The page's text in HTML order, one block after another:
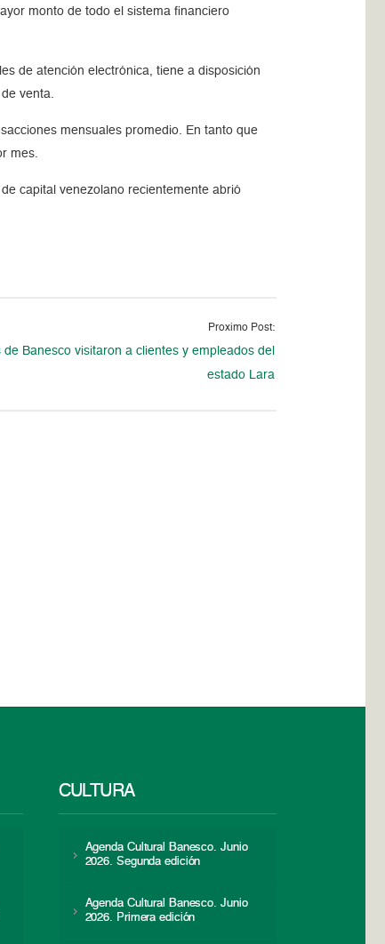
monto de todo el sistema financiero
de atención electrónica, tiene a disposición
venta.
mensuales promedio. En tanto que
mes.
capital venezolano recientemente abrió
Proximo Post:
de Banesco visitaron a clientes y empleados del
estado Lara
CULTURA
Agenda Cultural Banesco. Junio
2026. Segunda edición
Agenda Cultural Banesco. Junio
2026. Primera edición